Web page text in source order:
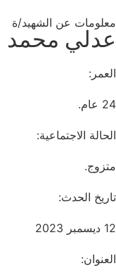
معلومات عن الشهيد/ة
عدلي محمد
العمر:
24 عام.
الحالة الاجتماعية:
متزوج.
تاريخ الحدث:
12 ديسمبر 2023
العنوان: